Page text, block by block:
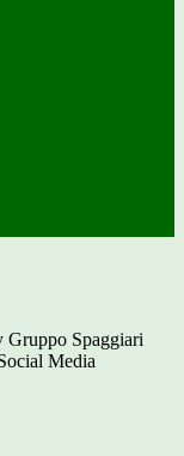
Gruppo Spaggiari
Media